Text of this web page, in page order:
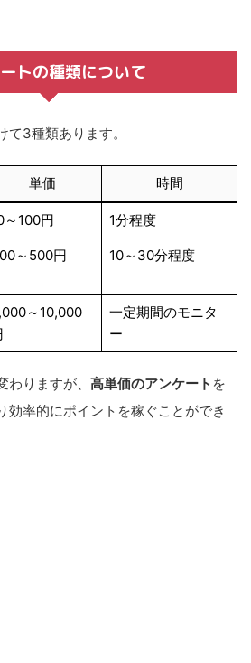
トの種類について
て3種類あります。
単価 時間
～100円 1分程度
～500円 10～30分程度
～10,000
一定期間のモニタ
ー
りますが、 高単価のアンケート を
効率的にポイントを稼ぐことができ